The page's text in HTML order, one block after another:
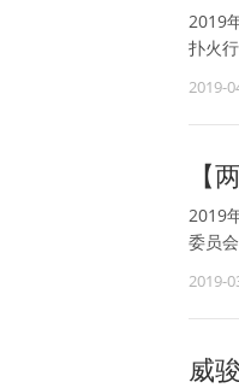
2019
扑火
2019-
【
2019
委员
2019-
威